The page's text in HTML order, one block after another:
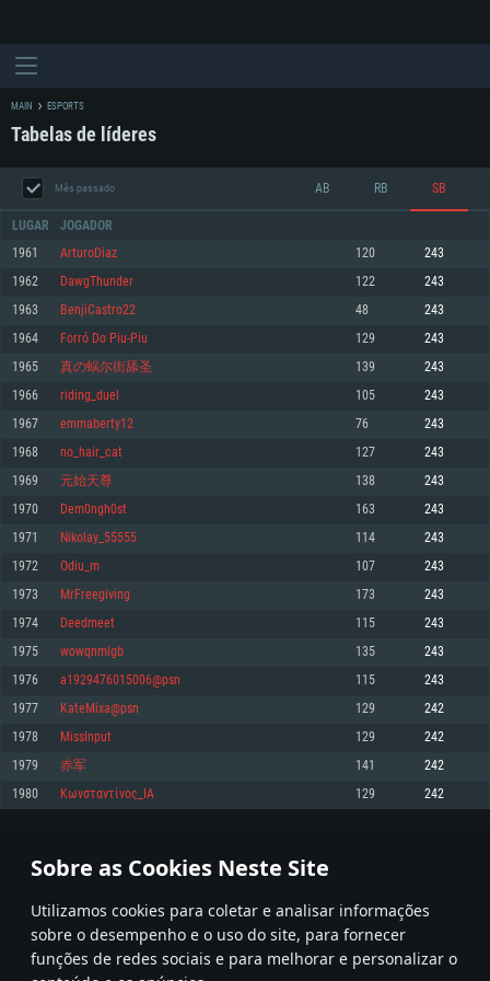
Sobre as Cookies Neste Site
Utilizamos cookies para coletar e analisar informações
sobre o desempenho e o uso do site, para fornecer
funções de redes sociais e para melhorar e personalizar o
REQUERIMENTOS DE SISTEMA
Mínimo
Sistema Operativo: Windows 10 (64 bit)
Processador: Dual-Core 2.2 GHz
Memória: 4GB
Placa Gráfica: Placa com DirectX 11: AMD Radeon 77XX / NVIDIA GeForce
GTX 660. Resolução mínima suportada: 720p
Network: Internet de banda larga.
Disco: 23,1 GB
Recomendado
superior, Radeon RX 570 ou superior
Disco: 75,9 GB
Mínimo
Sistema Operativo: Mac OS Big Sur 11.0 ou versão mais recente
Processador: Core i5 2.2GHz mínimo (Intel Xeon não suportado)
Memória: 6 GB
Placa Gráfica: Intel Iris Pro 5200 (Mac), equivalentes AMD/Nvidia para Mac.
Resolução mínima suportada: 720p com suporte Metal.
Network: Internet de banda larga.
Disco: 21,5 GB
Recomendado
Network: Internet de banda larga.
Mínimo
Sistema Operativo: Distribuições mais modernas do Linux de 64bit
Processador: Dual-Core 2.4 GHz
Memória: 4 GB
Placa Gráfica: NVIDIA 660 com os drivers mais recentes (não mais de 6
meses) / equivalentes AMD com os drivers mais recentes com suporte
Vulkan (não mais de 6 meses); Resolução mínima suportada: 720p.
Network: Internet de banda larga.
Disco: 21,5 GB
Recomendado
Sistema Operativo: Ubuntu 20.04 64bit
Processador: Intel Core i7
Memória: 16 GB
Placa Gráfica: NVIDIA 1060 com os drivers mais recentes (não mais de 6
meses) / equivalentes AMD (Radeon RX 570) com os drivers mais recentes
Network: Internet de banda larga.
MAIN ESPORTS
Tabelas de líderes
Mês passado AB RB SB
LUGAR JOGADOR
1961 ArturoDiaz 120 243
1962 DawgThunder 122 243
1963 BenjiCastro22 48 243
1964 Forró Do Piu-Piu 129 243
1965 真の蜗尔街舔圣 139 243
1966 riding_duel 105 243
1967 emmaberty12 76 243
1968 no_hair_cat 127 243
1969 元始天尊 138 243
1970 Dem0ngh0st 163 243
1971 Nikolay_55555 114 243
1972 Odiu_m 107 243
1973 MrFreegiving 173 243
1974 Deedmeet 115 243
1975 wowqnmlgb 135 243
1976 a1929476015006@psn 115 243
1977 KateMixa@psn 129 242
1978 MissInput 129 242
1979 赤军 141 242
1980 Κωνσταντίνος_ΙΑ 129 242